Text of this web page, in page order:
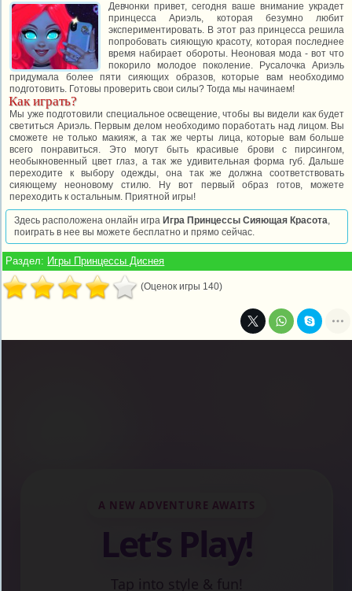
Девчонки привет, сегодня ваше внимание украдет
принцесса Ариэль, которая безумно любит
экспериментировать. В этот раз принцесса решила
попробовать сияющую красоту, которая последнее
время набирает обороты. Неоновая мода - вот что
покорило молодое поколение. Русалочка Ариэль
придумала более пяти сияющих образов, которые вам необходимо
подготовить. Готовы проверить свои силы? Тогда мы начинаем!
Как играть?
Мы уже подготовили специальное освещение, чтобы вы видели как будет
светиться Ариэль. Первым делом необходимо поработать над лицом. Вы
сможете не только макияж, а так же черты лица, которые вам больше
всего понравиться. Это могут быть красивые брови с пирсингом,
необыкновенный цвет глаз, а так же удивительная форма губ. Дальше
переходите к выбору одежды, она так же должна соответствовать
сияющему неоновому стилю. Ну вот первый образ готов, можете
переходить к остальным. Приятной игры!
Здесь расположена онлайн игра Игра Принцессы Сияющая Красота,
поиграть в нее вы можете бесплатно и прямо сейчас.
Раздел: Игры Принцессы Диснея
(Оценок игры 140)